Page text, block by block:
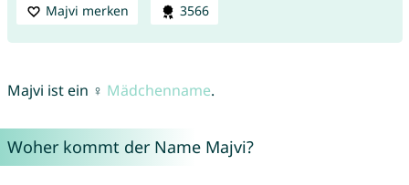
Majvi merken 3566
Majvi ist ein ♀ Mädchenname.
Woher kommt der Name Majvi?